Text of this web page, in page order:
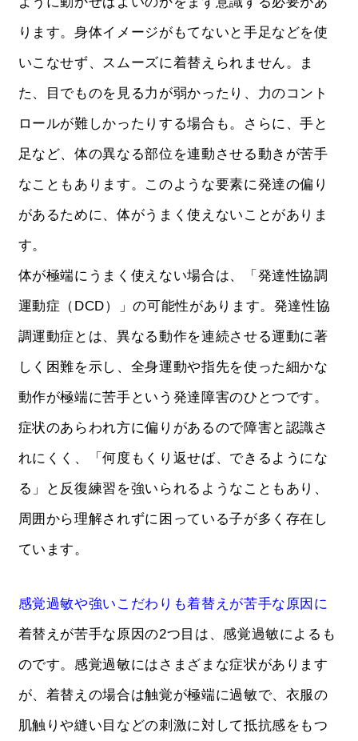
ります。身体イメージがもてないと手足などを使
いこなせず、スムーズに着替えられません。ま
た、目でものを見る力が弱かったり、力のコント
ロールが難しかったりする場合も。さらに、手と
足など、体の異なる部位を連動させる動きが苦手
なこともあります。このような要素に発達の偏り
があるために、体がうまく使えないことがありま
す。
体が極端にうまく使えない場合は、「発達性協調
運動症（DCD）」の可能性があります。発達性協
調運動症とは、異なる動作を連続させる運動に著
しく困難を示し、全身運動や指先を使った細かな
動作が極端に苦手という発達障害のひとつです。
症状のあらわれ方に偏りがあるので障害と認識さ
れにくく、「何度もくり返せば、できるようにな
る」と反復練習を強いられるようなこともあり、
周囲から理解されずに困っている子が多く存在し
ています。
感覚過敏や強いこだわりも着替えが苦手な原因に
着替えが苦手な原因の2つ目は、感覚過敏によるも
のです。感覚過敏にはさまざまな症状があります
が、着替えの場合は触覚が極端に過敏で、衣服の
肌触りや縫い目などの刺激に対して抵抗感をもつ